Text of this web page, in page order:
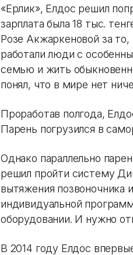
«Ерлик», Елдос решил
зарплата была 18 тыс.
Розе Акжаркеновой за то,
работали люди с
семью и жить
понял, что в мире нет
Проработав полгода,
Парень погрузился в
Однако параллельно
решил пройти систему
вытяжения
индивидуальной
оборудовании. И нужно
В 2014 году Елдос